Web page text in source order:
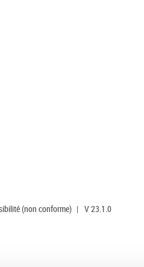
(non conforme) | V 23.1.0